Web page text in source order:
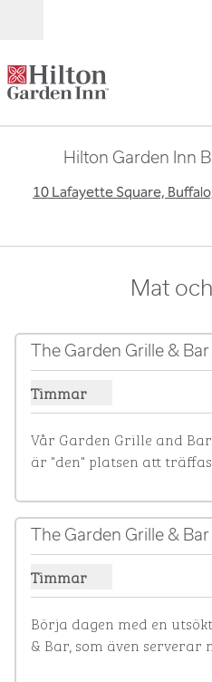
Hilton Garden Inn
10 Lafayette Square,
Mat
The Garden Grille & Bar
Timmar
Visa timmar för The Garden
Vår Garden Grille and
är "den" platsen att
The Garden Grille & Bar
Timmar
Visa timmar för The Garden
Börja dagen med en
& Bar, som även serverar